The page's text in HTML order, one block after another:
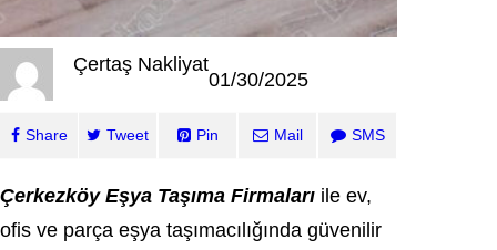
Çertaş Nakliyat
01/30/2025
Share Tweet Pin Mail SMS
Çerkezköy Eşya Taşıma Firmaları ile ev,
ofis ve parça eşya taşımacılığında güvenilir